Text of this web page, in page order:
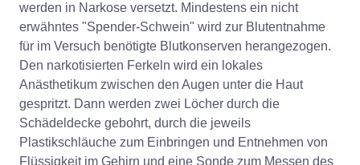
werden in Narkose versetzt. Mindestens ein nicht
erwähntes "Spender-Schwein" wird zur Blutentnahme
für im Versuch benötigte Blutkonserven herangezogen.
Den narkotisierten Ferkeln wird ein lokales
Anästhetikum zwischen den Augen unter die Haut
gespritzt. Dann werden zwei Löcher durch die
Schädeldecke gebohrt, durch die jeweils
Plastikschläuche zum Einbringen und Entnehmen von
Flüssigkeit im Gehirn und eine Sonde zum Messen des